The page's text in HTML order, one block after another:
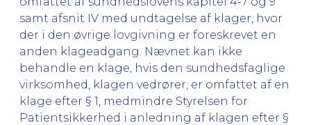
samt afsnit IV med undtagelse af klager, hvor
der i den øvrige lovgivning er foreskrevet en
anden klageadgang. Nævnet kan ikke
behandle en klage, hvis den sundhedsfaglige
virksomhed, klagen vedrører, er omfattet af en
klage efter § 1, medmindre Styrelsen for
Patientsikkerhed i anledning af klagen efter §